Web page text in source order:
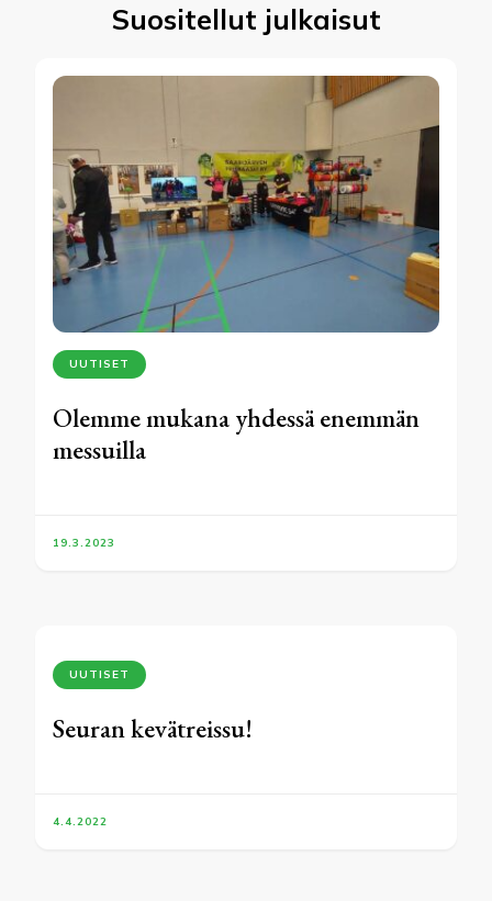
Suositellut julkaisut
UUTISET
Olemme mukana yhdessä enemmän
messuilla
19.3.2023
UUTISET
Seuran kevätreissu!
4.4.2022